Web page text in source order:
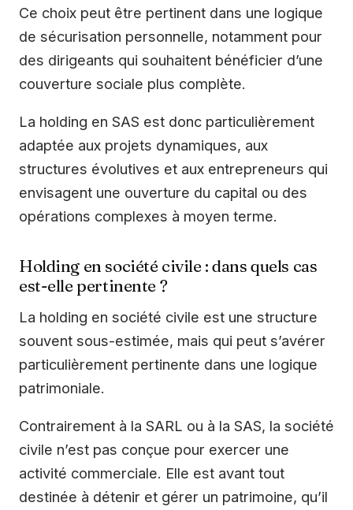
Ce choix peut être pertinent dans une logique
de sécurisation personnelle, notamment pour
des dirigeants qui souhaitent bénéficier d’une
couverture sociale plus complète.
La holding en SAS est donc particulièrement
adaptée aux projets dynamiques, aux
structures évolutives et aux entrepreneurs qui
envisagent une ouverture du capital ou des
opérations complexes à moyen terme.
Holding en société civile : dans quels cas
est-elle pertinente ?
La holding en société civile est une structure
souvent sous-estimée, mais qui peut s’avérer
particulièrement pertinente dans une logique
patrimoniale.
Contrairement à la SARL ou à la SAS, la société
civile n’est pas conçue pour exercer une
activité commerciale. Elle est avant tout
destinée à détenir et gérer un patrimoine, qu’il